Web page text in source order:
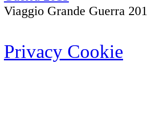
Viaggio Grande Guerra
Privacy Cookie